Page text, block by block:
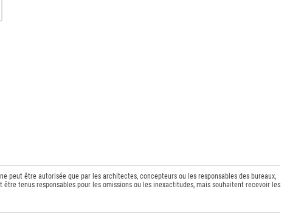
peut être autorisée que par les architectes, concepteurs ou les responsables des bureaux,
être tenus responsables pour les omissions ou les inexactitudes, mais souhaitent recevoir les